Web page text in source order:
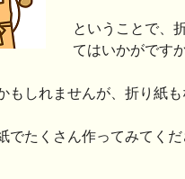
ということで、
てはいかがです
しれませんが、折り紙も
たくさん作ってみてくだ